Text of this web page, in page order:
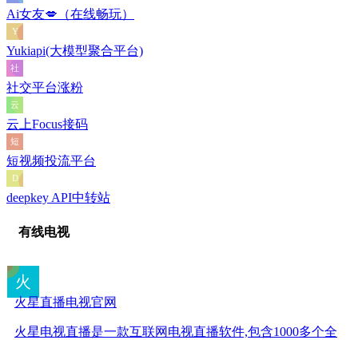
Ai女友💋（在线畅玩）
Yukiapi(大模型聚合平台)
社交平台涨粉
云上Focus接码
短视频投流平台
deepkey API中转站
有线电视
火星直播电视官网
火星电视直播是一款互联网电视直播软件,包含1000多个全